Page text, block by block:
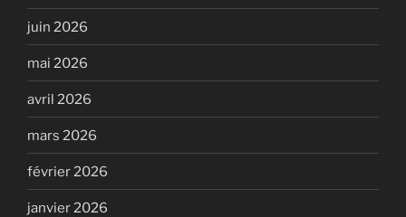
juin 2026
mai 2026
avril 2026
mars 2026
février 2026
janvier 2026